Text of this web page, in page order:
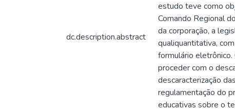
dc.description.abstract
estudo teve como
Comando Regional
da corporação, a
qualiquantitativa,
formulário
proceder com o
descaracterização
regulamentação do
educativas sobre o